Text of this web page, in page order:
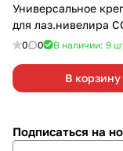
Универсальное
для лаз.нивелира
0 0 В наличии: 9
В корзину
Подписаться на